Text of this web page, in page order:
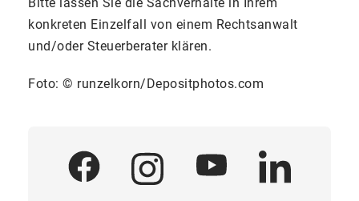
konkreten Einzelfall von einem Rechtsanwalt
und/oder Steuerberater klären.
Foto: © runzelkorn/Depositphotos.com